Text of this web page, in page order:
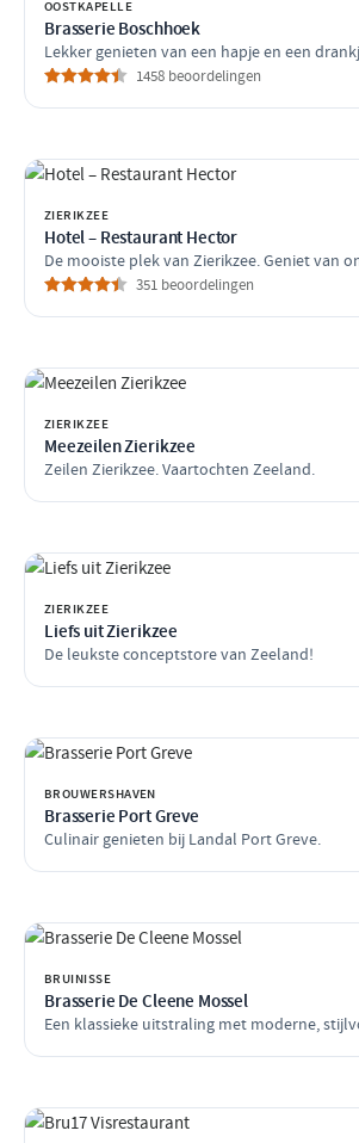
OOSTKAPELLE
Brasserie Boschhoek
Lekker genieten van een hapje en een
1458 beoordelingen
ZIERIKZEE
Hotel – Restaurant Hector
De mooiste plek van Zierikzee. Geniet van
351 beoordelingen
ZIERIKZEE
Meezeilen Zierikzee
Zeilen Zierikzee. Vaartochten Zeeland.
ZIERIKZEE
Liefs uit Zierikzee
De leukste conceptstore van Zeeland!
BROUWERSHAVEN
Brasserie Port Greve
Culinair genieten bij Landal Port Greve.
BRUINISSE
Brasserie De Cleene Mossel
Een klassieke uitstraling met moderne,